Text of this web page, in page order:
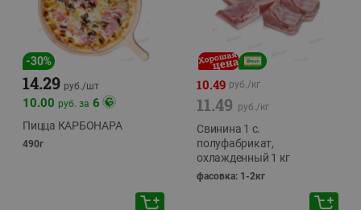
-30%
14.29 руб./шт
10.00 руб. за 6
Пицца КАРБОНАРА
490г
10.49 руб./кг
11.49 руб./кг
Свинина 1 с.
полуфабрикат,
охлажденный 1 кг
фасовка: 1-2кг